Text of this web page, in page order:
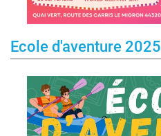
Ecole d'aventure 2025